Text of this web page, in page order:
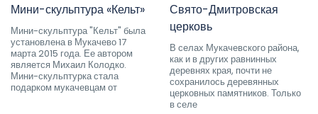
Мини-скульптура «Кельт»
Мини-скульптура "Кельт" была
установлена в Мукачево 17
марта 2015 года. Ее автором
является Михаил Колодко.
Мини-скульптурка стала
подарком мукачевцам от
Свято-Дмитровская
церковь
В селах Мукачевского района,
как и в других равнинных
деревнях края, почти не
сохранилось деревянных
церковных памятников. Только
в селе